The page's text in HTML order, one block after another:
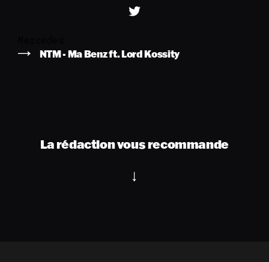
NTM - Ma Benz ft. Lord Kossity
La rédaction vous recommande